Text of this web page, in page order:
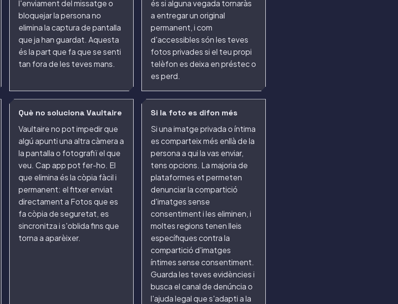
l'enviament del missatge o
bloquejar la persona no
elimina la captura de pantalla
que ja han guardat. Aquesta
és la part que fa que se senti
tan fora de les teves mans.
és si alguna vegada tornaràs
a entregar un original
permanent, i com
d'accessibles són les teves
fotos privades si el teu propi
telèfon es deixa en préstec o
es perd.
Què no soluciona Vaultaire
Vaultaire no pot impedir que
algú apunti una altra càmera a
la pantalla o fotografiï el que
veu. Cap app pot fer-ho. El
que elimina és la còpia fàcil i
permanent: el fitxer enviat
directament a Fotos que es
fa còpia de seguretat, es
sincronitza i s'oblida fins que
torna a aparèixer.
Si la foto es difon més
Si una imatge privada o íntima
es comparteix més enllà de la
persona a qui la vas enviar,
tens opcions. La majoria de
plataformes et permeten
denunciar la compartició
d'imatges sense
consentiment i les eliminen, i
moltes regions tenen lleis
específiques contra la
compartició d'imatges
íntimes sense consentiment.
Guarda les teves evidències i
busca el canal de denúncia o
l'ajuda legal que s'adapti a la